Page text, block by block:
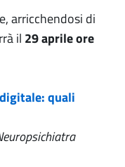
arricchendosi di
il 29 aprile ore
quali